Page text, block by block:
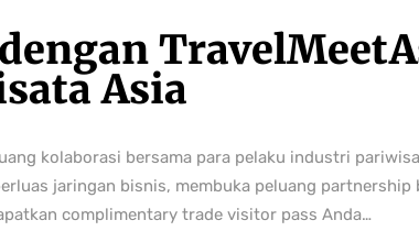
Asia
kolaborasi bersama para pelaku industri
jaringan bisnis, membuka peluang
complimentary trade visitor pass Anda…